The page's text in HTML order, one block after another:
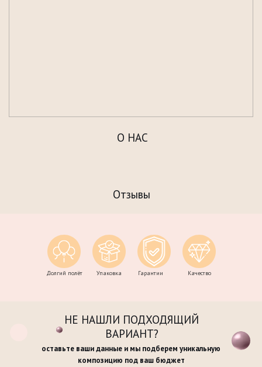
О НАС
Отзывы
Долгий полёт Упаковка Гарантии Качество
оставьте ваши данные и мы подберем уникальную
композицию под ваш бюджет
НЕ НАШЛИ ПОДХОДЯЩИЙ
ВАРИАНТ?